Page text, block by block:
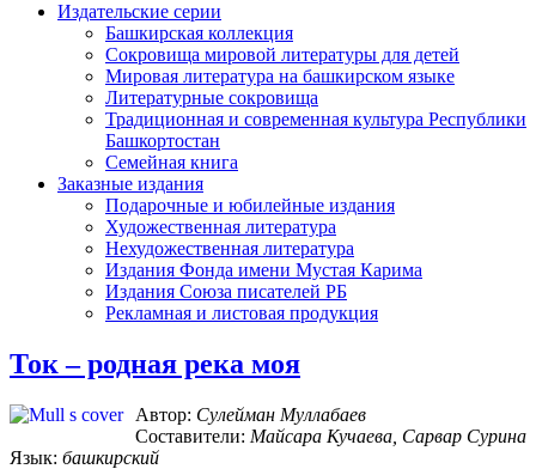
Издательские серии
Башкирская коллекция
Сокровища мировой литературы для детей
Мировая литература на башкирском языке
Литературные сокровища
Традиционная и современная культура Республики
Башкортостан
Семейная книга
Заказные издания
Подарочные и юбилейные издания
Художественная литература
Нехудожественная литература
Издания Фонда имени Мустая Карима
Издания Союза писателей РБ
Рекламная и листовая продукция
Ток – родная река моя
Автор: Сулейман Муллабаев
Составители: Майсара Кучаева, Сарвар Сурина
Язык: башкирский